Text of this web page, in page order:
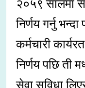
२०५९ सालमा
निर्णय गर्नु
कर्मचारी
निर्णय पछि ती
सेवा सुविधा